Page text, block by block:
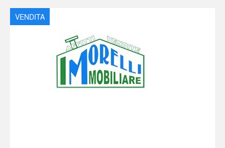
VENDITA